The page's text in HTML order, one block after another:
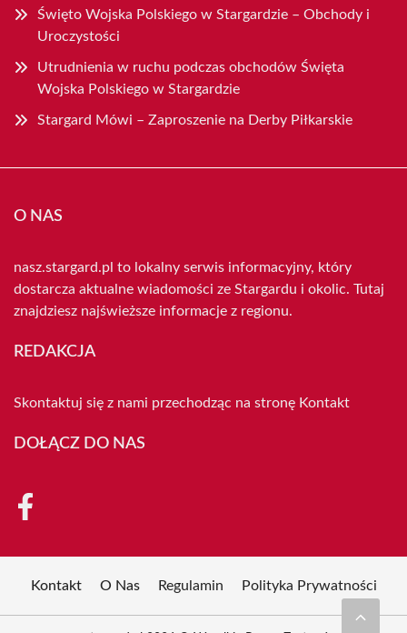
Święto Wojska Polskiego w Stargardzie – Obchody i
Uroczystości
Utrudnienia w ruchu podczas obchodów Święta
Wojska Polskiego w Stargardzie
Stargard Mówi – Zaproszenie na Derby Piłkarskie
O NAS
nasz.stargard.pl to lokalny serwis informacyjny, który
dostarcza aktualne wiadomości ze Stargardu i okolic. Tutaj
znajdziesz najświeższe informacje z regionu.
REDAKCJA
Skontaktuj się z nami przechodząc na stronę Kontakt
DOŁĄCZ DO NAS
Kontakt O Nas Regulamin Polityka Prywatności